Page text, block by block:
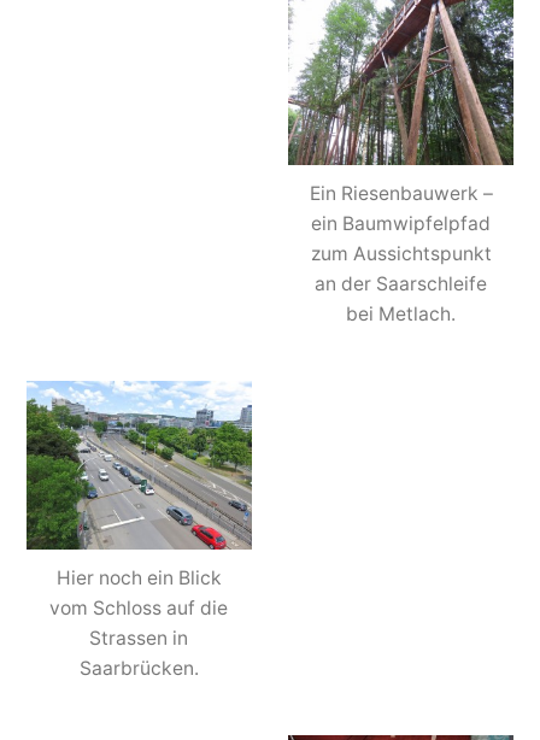
Ein Riesenbauwerk –
ein Baumwipfelpfad
zum Aussichtspunkt
an der Saarschleife
bei Metlach.
Hier noch ein Blick
vom Schloss auf die
Strassen in
Saarbrücken.